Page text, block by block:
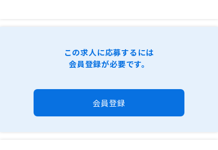
この求人に応募するには
会員登録が必要です。
会員登録